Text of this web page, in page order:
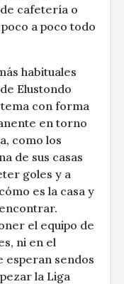
cafetería o
a poco todo
habituales
Elustondo
con forma
en torno
como los
de sus casas
goles y a
es la casa y
el equipo de
ni en el
esperan sendos
la Liga